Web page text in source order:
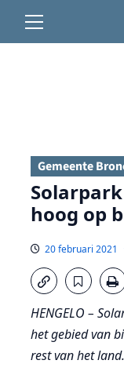
menu
Gemeente
hoog op
20 februari 2021
HENGELO –
het gebied van
rest van het land.